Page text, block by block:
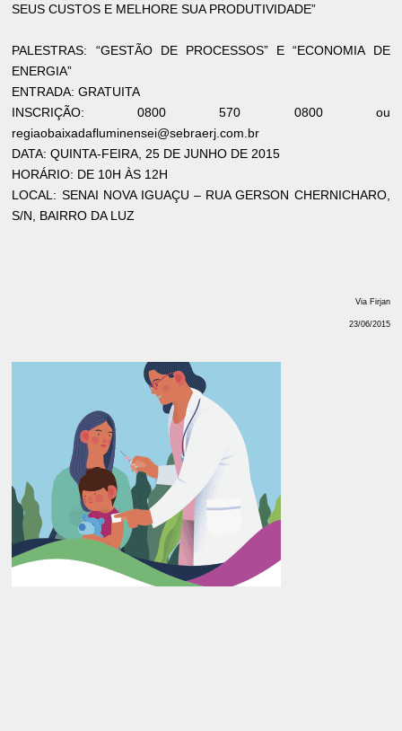
SEUS CUSTOS E MELHORE SUA PRODUTIVIDADE”
PALESTRAS: “GESTÃO DE PROCESSOS” E “ECONOMIA DE
ENERGIA”
ENTRADA: GRATUITA
INSCRIÇÃO: 0800 570 0800 ou
regiaobaixadafluminensei@sebraerj.com.br
DATA: QUINTA-FEIRA, 25 DE JUNHO DE 2015
HORÁRIO: DE 10H ÀS 12H
LOCAL: SENAI NOVA IGUAÇU – RUA GERSON CHERNICHARO,
S/N, BAIRRO DA LUZ
Via Firjan
23/06/2015